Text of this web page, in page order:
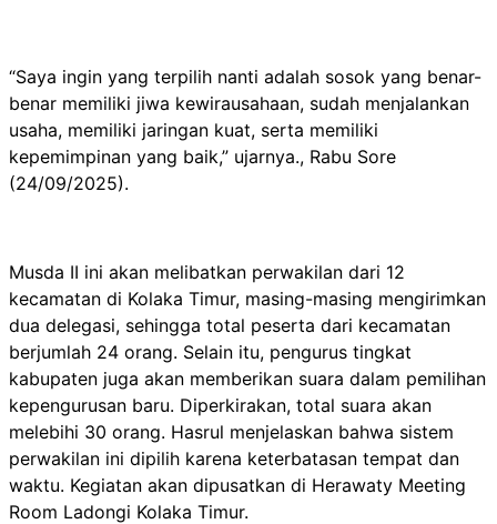
“Saya ingin yang terpilih nanti adalah sosok yang benar-
benar memiliki jiwa kewirausahaan, sudah menjalankan
usaha, memiliki jaringan kuat, serta memiliki
kepemimpinan yang baik,” ujarnya., Rabu Sore
(24/09/2025).
Musda II ini akan melibatkan perwakilan dari 12
kecamatan di Kolaka Timur, masing-masing mengirimkan
dua delegasi, sehingga total peserta dari kecamatan
berjumlah 24 orang. Selain itu, pengurus tingkat
kabupaten juga akan memberikan suara dalam pemilihan
kepengurusan baru. Diperkirakan, total suara akan
melebihi 30 orang. Hasrul menjelaskan bahwa sistem
perwakilan ini dipilih karena keterbatasan tempat dan
waktu. Kegiatan akan dipusatkan di Herawaty Meeting
Room Ladongi Kolaka Timur.